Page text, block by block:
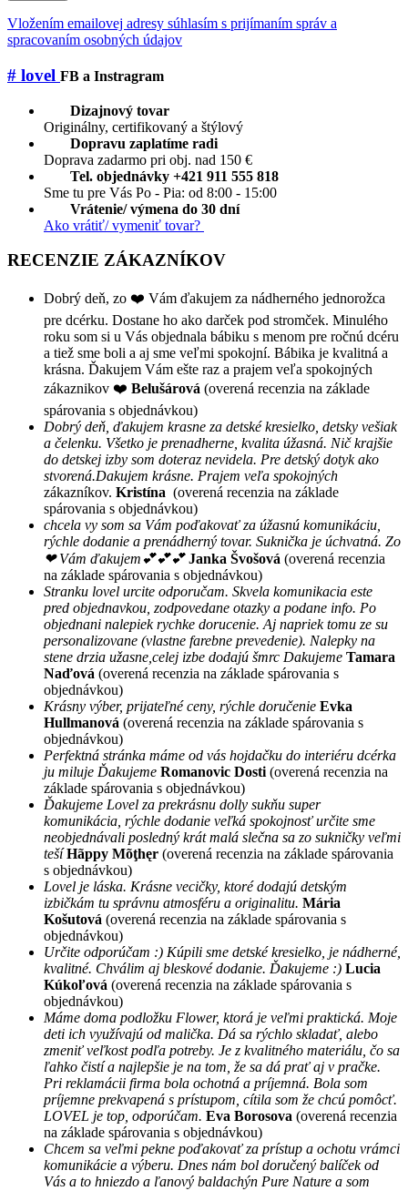
Vložením emailovej adresy súhlasím s prijímaním správ a
spracovaním osobných údajov
# lovel FB a Instragram
Dizajnový tovar
Originálny, certifikovaný a štýlový
Dopravu zaplatíme radi
Doprava zadarmo pri obj. nad 150 €
Tel. objednávky +421 911 555 818
Sme tu pre Vás Po - Pia: od 8:00 - 15:00
Vrátenie/ výmena do 30 dní
Ako vrátiť/ vymeniť tovar?
RECENZIE ZÁKAZNÍKOV
Dobrý deň, zo ❤️ Vám ďakujem za nádherného jednorožca
pre dcérku. Dostane ho ako darček pod stromček. Minulého
roku som si u Vás objednala bábiku s menom pre ročnú dcéru
a tiež sme boli a aj sme veľmi spokojní. Bábika je kvalitná a
krásna. Ďakujem Vám ešte raz a prajem veľa spokojných
zákaznikov ❤️ Belušárová (overená recenzia na základe
spárovania s objednávkou)
Dobrý deň, ďakujem krasne za detské kresielko, detsky vešiak
a čelenku. Všetko je prenadherne, kvalita úžasná. Nič krajšie
do detskej izby som doteraz nevidela. Pre detský dotyk ako
stvorená.Dakujem krásne. Prajem veľa spokojných
zákazníkov. Kristína (overená recenzia na základe
spárovania s objednávkou)
chcela vy som sa Vám poďakovať za úžasnú komunikáciu,
rýchle dodanie a prenádherný tovar. Suknička je úchvatná. Zo
❤ Vám ďakujem💕💕💕 Janka Švošová (overená recenzia
na základe spárovania s objednávkou)
Stranku lovel urcite odporučam. Skvela komunikacia este
pred objednavkou, zodpovedane otazky a podane info. Po
objednani nalepiek rychke dorucenie. Aj napriek tomu ze su
personalizovane (vlastne farebne prevedenie). Nalepky na
stene drzia užasne,celej izbe dodajú šmrc Dakujeme Tamara
Naďová (overená recenzia na základe spárovania s
objednávkou)
Krásny výber, prijateľné ceny, rýchle doručenie Evka
Hullmanová (overená recenzia na základe spárovania s
objednávkou)
Perfektná stránka máme od vás hojdačku do interiéru dcérka
ju miluje Ďakujeme Romanovic Dosti (overená recenzia na
základe spárovania s objednávkou)
Ďakujeme Lovel za prekrásnu dolly sukňu super
komunikácia, rýchle dodanie veľká spokojnosť určite sme
neobjednávali posledný krát malá slečna sa zo sukničky veľmi
tešíHãppy Mõţhęr (overená recenzia na základe spárovania
s objednávkou)
Lovel je láska. Krásne vecičky, ktoré dodajú detským
izbičkám tu správnu atmosféru a originalitu. Mária
Košutová (overená recenzia na základe spárovania s
objednávkou)
Určite odporúčam :) Kúpili sme detské kresielko, je nádherné,
kvalitné. Chválim aj bleskové dodanie. Ďakujeme :) Lucia
Kúkoľová (overená recenzia na základe spárovania s
objednávkou)
Máme doma podložku Flower, ktorá je veľmi praktická. Moje
deti ich využívajú od malička. Dá sa rýchlo skladať, alebo
zmeniť veľkost podľa potreby. Je z kvalitného materiálu, čo sa
ľahko čistí a najlepšie je na tom, že sa dá prať aj v pračke.
Pri reklamácii firma bola ochotná a príjemná. Bola som
príjemne prekvapená s prístupom, cítila som že chcú pomôcť.
LOVEL je top, odporúčam. Eva Borosova (overená recenzia
na základe spárovania s objednávkou)
Chcem sa veľmi pekne poďakovať za prístup a ochotu vrámci
komunikácie a výberu. Dnes nám bol doručený balíček od
Vás a to hniezdo a ľanový baldachýn Pure Nature a som